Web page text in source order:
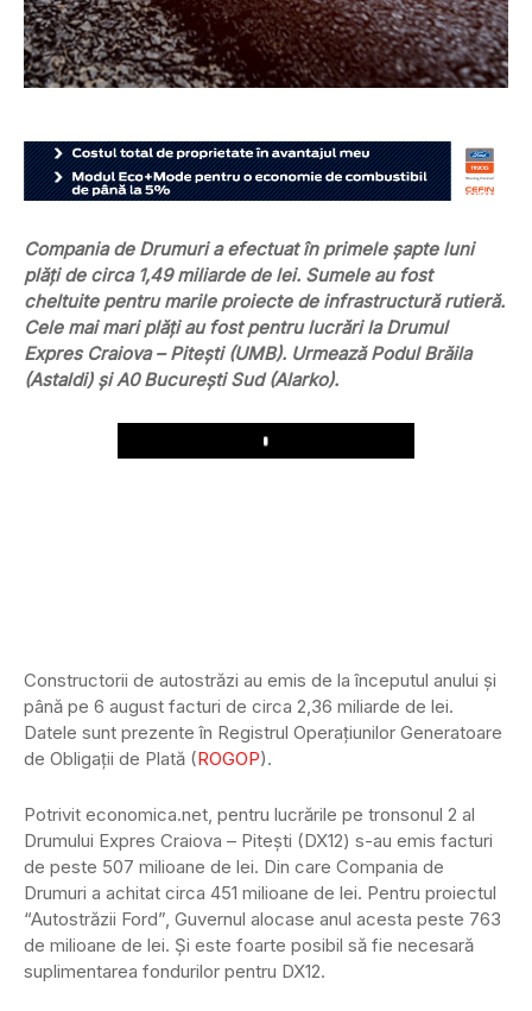
Compania de Drumuri a efectuat în primele șapte luni
plăți de circa 1,49 miliarde de lei. Sumele au fost
cheltuite pentru marile proiecte de infrastructură rutieră.
Cele mai mari plăți au fost pentru lucrări la Drumul
Expres Craiova – Pitești (UMB). Urmează Podul Brăila
(Astaldi) și A0 București Sud (Alarko).
Play
Constructorii de autostrăzi au emis de la începutul anului și
până pe 6 august facturi de circa 2,36 miliarde de lei.
Datele sunt prezente în Registrul Operațiunilor Generatoare
de Obligații de Plată (ROGOP).
Potrivit economica.net, pentru lucrările pe tronsonul 2 al
Drumului Expres Craiova – Pitești (DX12) s-au emis facturi
de peste 507 milioane de lei. Din care Compania de
Drumuri a achitat circa 451 milioane de lei. Pentru proiectul
“Autostrăzii Ford”, Guvernul alocase anul acesta peste 763
de milioane de lei. Și este foarte posibil să fie necesară
suplimentarea fondurilor pentru DX12.